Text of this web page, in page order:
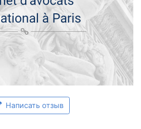
Написать отзыв